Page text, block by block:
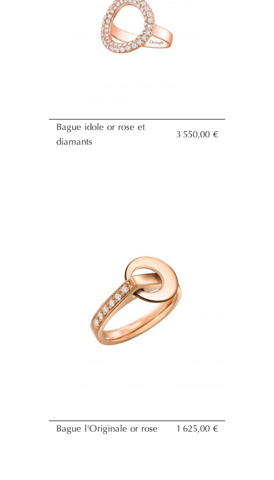
Bague idole or rose et
diamants
3 550,00 €
Bague l'Originale or rose 1 625,00 €